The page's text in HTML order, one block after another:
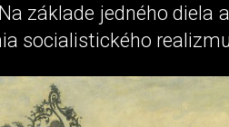
základe jedného diela
socialistického